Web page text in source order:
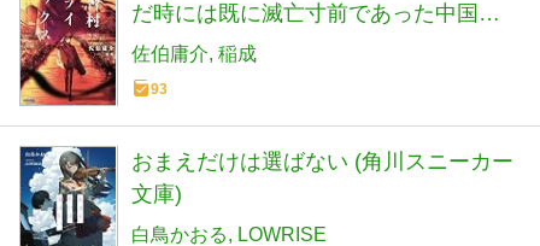
だ時には既に滅亡寸前であった中国地
方某村 (ガガガ文庫 ガさ 14-4)
佐伯庸介 稲成
93
おまえだけは選ばない (角川スニーカー
文庫)
白鳥かおる LOWRISE